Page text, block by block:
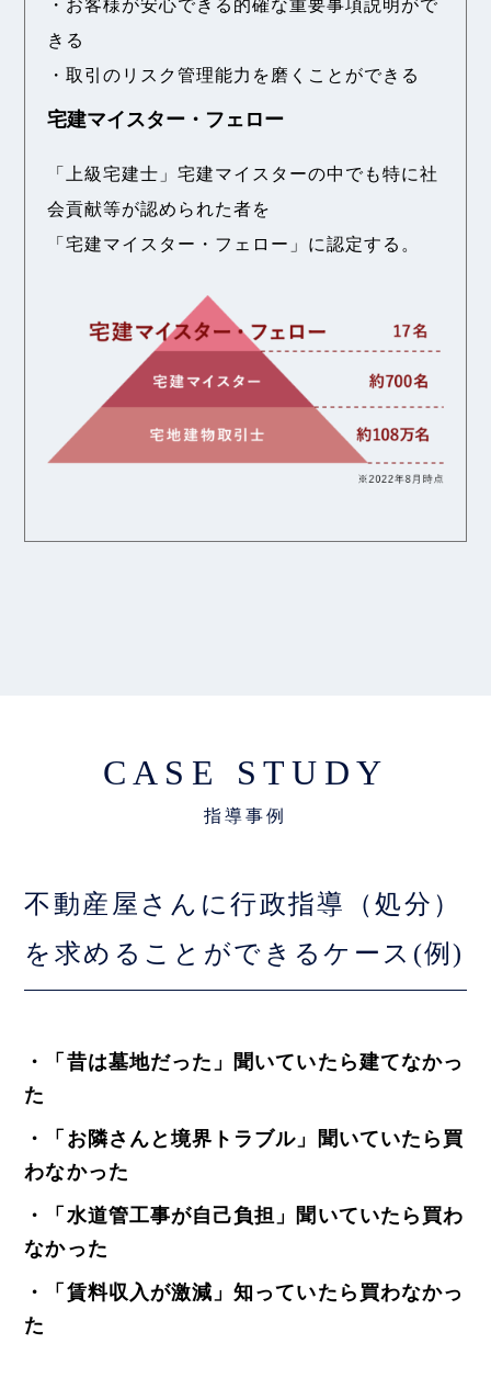
・お客様が安心できる的確な重要事項説明がで
きる
・取引のリスク管理能力を磨くことができる
宅建マイスター・フェロー
「上級宅建士」宅建マイスターの中でも特に社
会貢献等が認められた者を
「宅建マイスター・フェロー」に認定する。
CASE STUDY
不動産屋さんに行政指導（処分）
を求めることができるケース(例)
・「昔は墓地だった」聞いていたら建てなかっ
た
・「お隣さんと境界トラブル」聞いていたら買
わなかった
・「水道管工事が自己負担」聞いていたら買わ
なかった
・「賃料収入が激減」知っていたら買わなかっ
た